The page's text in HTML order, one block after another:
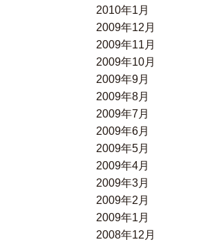
2010年1月
2009年12月
2009年11月
2009年10月
2009年9月
2009年8月
2009年7月
2009年6月
2009年5月
2009年4月
2009年3月
2009年2月
2009年1月
2008年12月